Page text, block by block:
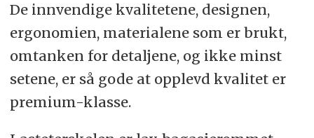
De innvendige kvalitetene, designen,
ergonomien, materialene som er brukt,
omtanken for detaljene, og ikke minst
setene, er så gode at opplevd kvalitet er
premium-klasse.